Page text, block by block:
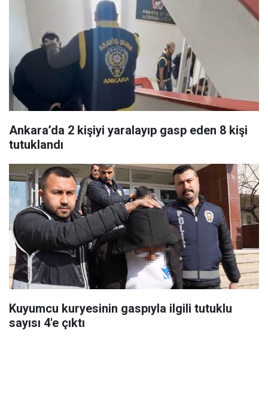
Ankara’da 2 kişiyi yaralayıp gasp eden 8 kişi
tutuklandı
Kuyumcu kuryesinin gaspıyla ilgili tutuklu
sayısı 4'e çıktı